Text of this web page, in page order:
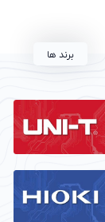
برند ها